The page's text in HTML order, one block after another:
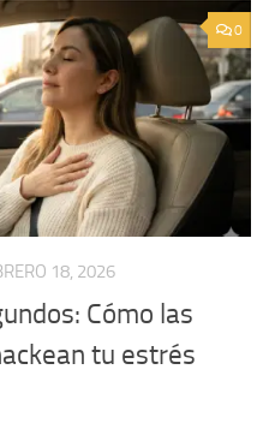
0
18, 2026
Cómo las
tu estrés